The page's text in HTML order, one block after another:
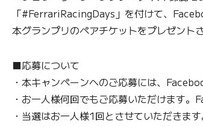
「#FerrariRacingDays」を付けて、
本グランプリのペアチケットをプレゼント
■応募について
・本キャンペーンへのご応募には、
・お一人様何回でもご応募いただけます
・当選はお一人様1回とさせていただきます